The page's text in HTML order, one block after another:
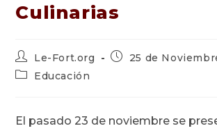
Culinarias
Autor
de
la
Le-Fort.org
Publicación
25 de
Categoría
entrada:
Educación
El pasado 23 de noviembre se